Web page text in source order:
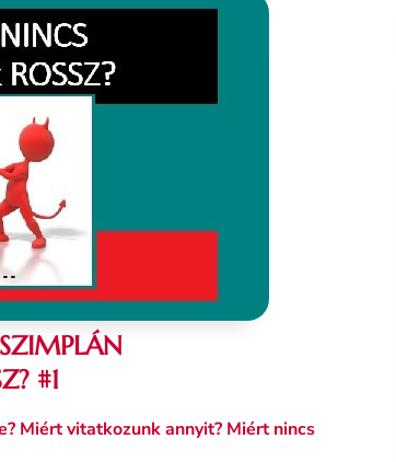
#1
Miért vitatkozunk annyit? Miért nincs